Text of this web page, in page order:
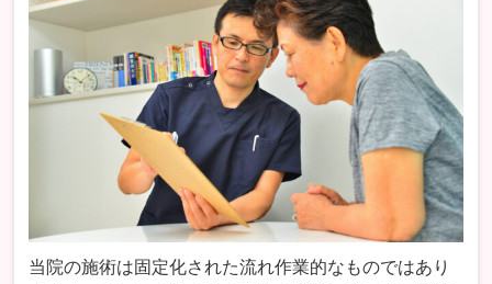
当院の施術は固定化された流れ作業的なものではあり